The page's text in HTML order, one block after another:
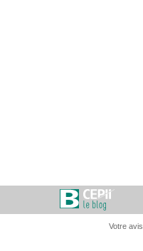
Votre avis